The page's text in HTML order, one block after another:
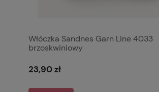
Włóczka Sandnes Garn Line 4033
brzoskwiniowy
23,90 zł